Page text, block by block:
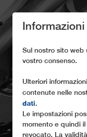
IL
Sul nostro sito web
vostro consenso.
Ulteriori
contenute nelle
dati.
Le impostazioni
momento e quindi
revocato. La